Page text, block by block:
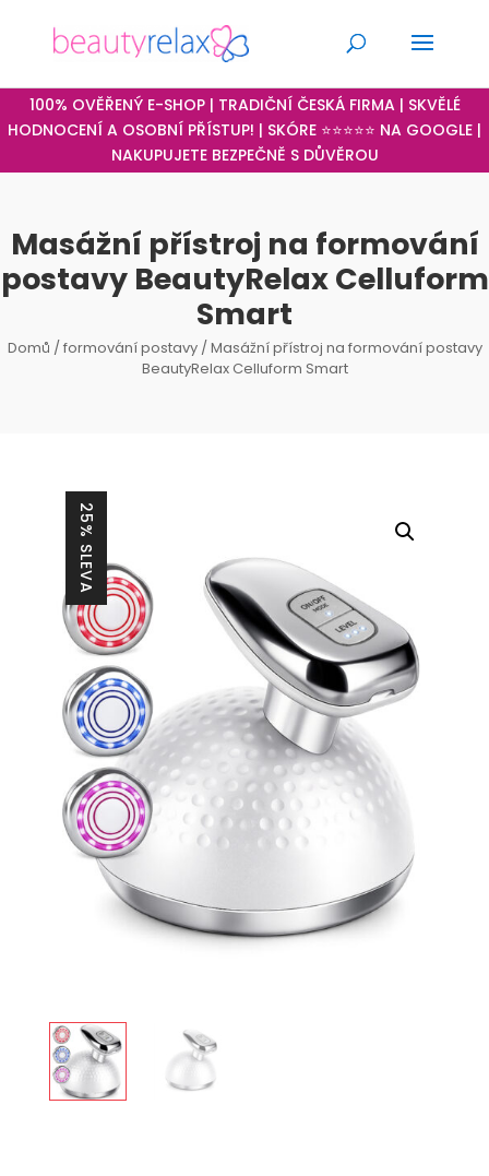
100% OVĚŘENÝ E-SHOP | TRADIČNÍ ČESKÁ FIRMA | SKVĚLÉ
HODNOCENÍ A OSOBNÍ PŘÍSTUP! | SKÓRE ⭐⭐⭐⭐⭐ NA GOOGLE |
NAKUPUJETE BEZPEČNĚ S DŮVĚROU
Masážní přístroj na formování
postavy BeautyRelax Celluform
Smart
Domů /formování postavy/ Masážní přístroj na formování postavy
BeautyRelax Celluform Smart
25% SLEVA